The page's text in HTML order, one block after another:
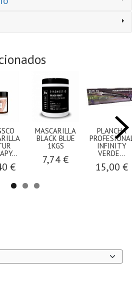
€
MASCARILLA
BLACK BLUE
1KGS
7,74 €
PLANCHA
PROFESIONAL
INFINITY
VERDE...
15,00 €